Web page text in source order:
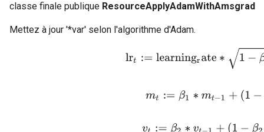
classe finale publique ResourceApplyAdamWithAmsgrad
Mettez à jour '*var' selon l'algorithme d'Adam.
lr ar a −β2t/(1
m t:=β 1 ∗mt−1 +(1 −β 1)
v t:=β2 ∗vt− 1+( 1 −β2) ∗g